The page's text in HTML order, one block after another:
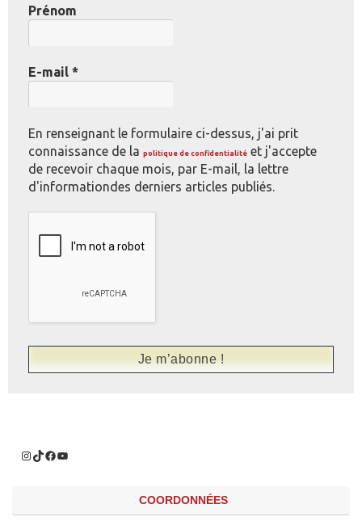
Prénom
E-mail *
En renseignant le formulaire ci-dessus, j'ai prit
connaissance de la politique de confidentialité et j'accepte
de recevoir chaque mois, par E-mail, la lettre
d'informationdes derniers articles publiés.
COORDONNÉES